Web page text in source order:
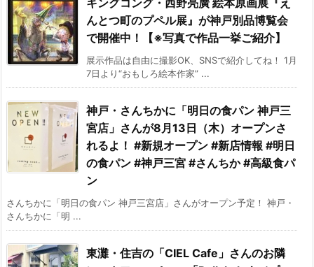
んとつ町のプペル展』が神戸別品博覧会
で開催中！【※写真で作品一挙ご紹介】
展示作品は自由に撮影OK、SNSで紹介してね！ 1月
7日より“おもしろ絵本作家” ...
神戸・さんちかに「明日の食パン 神戸三
宮店」さんが8月13日（木）オープンさ
れるよ！ #新規オープン #新店情報 #明日
の食パン #神戸三宮 #さんちか #高級食パ
ン
さんちかに「明日の食パン 神戸三宮店」さんがオープン予定！ 神戸・
さんちかに「明 ...
東灘・住吉の「CIEL Cafe」さんのお隣